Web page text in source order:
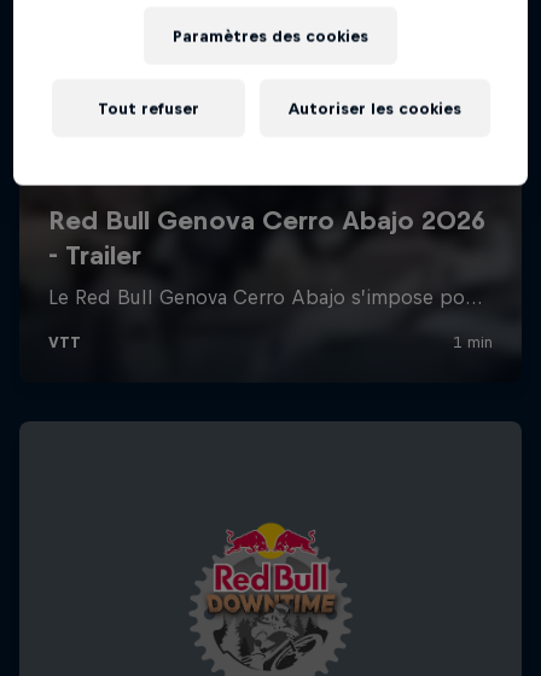
Paramètres des cookies
Tout refuser Autoriser les cookies